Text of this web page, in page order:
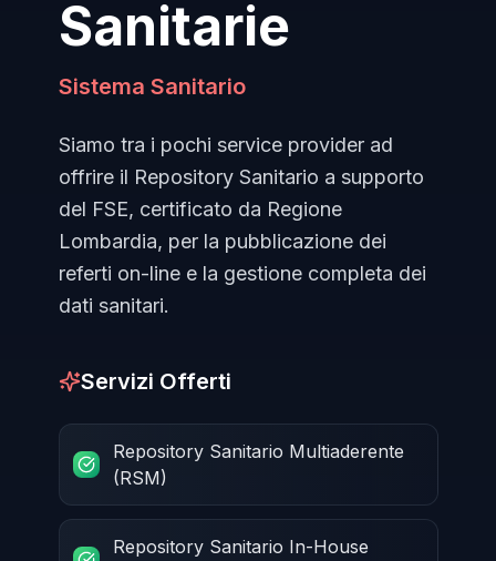
Sanitarie
Sistema Sanitario
Siamo tra i pochi service provider ad
offrire il Repository Sanitario a supporto
del FSE, certificato da Regione
Lombardia, per la pubblicazione dei
referti on-line e la gestione completa dei
dati sanitari.
Servizi Offerti
Repository Sanitario Multiaderente
(RSM)
Repository Sanitario In-House